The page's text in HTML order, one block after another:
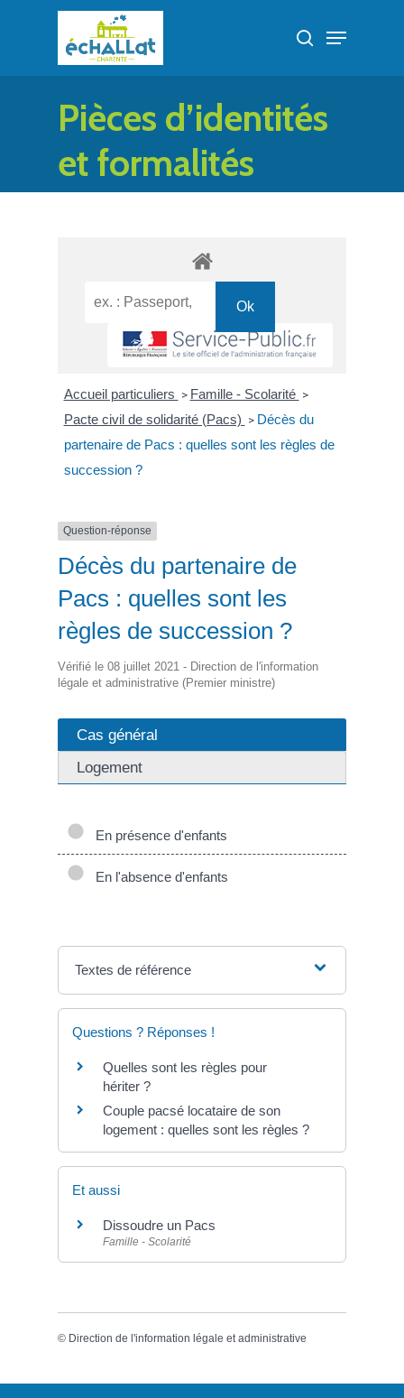
search
Menu
Pièces d’identités
et formalités
Accueil particuliers > Famille - Scolarité >
Pacte civil de solidarité (Pacs) > Décès du
partenaire de Pacs : quelles sont les règles de
succession ?
Question-réponse
Décès du partenaire de
Pacs : quelles sont les
règles de succession ?
Vérifié le 08 juillet 2021 - Direction de l'information
légale et administrative (Premier ministre)
Cas général
Logement
En présence d'enfants
En l'absence d'enfants
Textes de référence
Questions ? Réponses !
Quelles sont les règles pour
hériter ?
Couple pacsé locataire de son
logement : quelles sont les règles ?
Et aussi
Dissoudre un Pacs
Famille - Scolarité
© Direction de l'information légale et administrative